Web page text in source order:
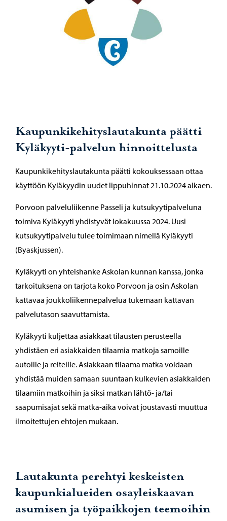
Kaupunkikehityslautakunta päätti
Kyläkyyti-palvelun hinnoittelusta
Kaupunkikehityslautakunta päätti kokouksessaan ottaa
käyttöön Kyläkyydin uudet lippuhinnat 21.10.2024 alkaen.
Porvoon palveluliikenne Passeli ja kutsukyytipalveluna
toimiva Kyläkyyti yhdistyvät lokakuussa 2024. Uusi
kutsukyytipalvelu tulee toimimaan nimellä Kyläkyyti
(Byaskjussen).
Kyläkyyti on yhteishanke Askolan kunnan kanssa, jonka
tarkoituksena on tarjota koko Porvoon ja osin Askolan
kattavaa joukkoliikennepalvelua tukemaan kattavan
palvelutason saavuttamista.
Kyläkyyti kuljettaa asiakkaat tilausten perusteella
yhdistäen eri asiakkaiden tilaamia matkoja samoille
autoille ja reiteille. Asiakkaan tilaama matka voidaan
yhdistää muiden samaan suuntaan kulkevien asiakkaiden
tilaamiin matkoihin ja siksi matkan lähtö- ja/tai
saapumisajat sekä matka-aika voivat joustavasti muuttua
ilmoitettujen ehtojen mukaan.
Lautakunta perehtyi keskeisten
kaupunkialueiden osayleiskaavan
asumisen ja työpaikkojen teemoihin